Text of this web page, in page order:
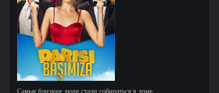
Самые близкие люди стали собираться в доме,